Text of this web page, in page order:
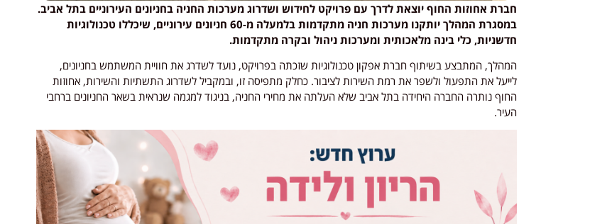
חברת אחוזות החוף יוצאת לדרך עם פרויקט לחידוש ושדרוג מערכות החניה בחניונים העירוניים בתל אביב.
במסגרת המהלך יותקנו מערכות חניה מתקדמות בלמעלה מ-60 חניונים עירוניים, שיכללו טכנולוגיות
חדשניות, כלי בינה מלאכותית ומערכות ניהול ובקרה מתקדמות.
המהלך, המתבצע בשיתוף חברת אפקון טכנולוגיות שזכתה בפרויקט, נועד לשדרג את חוויית המשתמש בחניונים,
לייעל את התפעול ולשפר את רמת השירות לציבור. כחלק מתפיסה זו, ובמקביל לשדרוג התשתיות והשירות, אחוזות
החוף נותרה החברה היחידה בתל אביב שלא העלתה את מחירי החניה, בניגוד למגמה שנראית בשאר החניונים ברחבי
העיר.